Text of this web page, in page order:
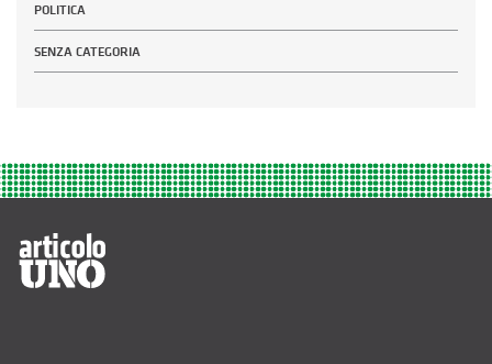
POLITICA
SENZA CATEGORIA